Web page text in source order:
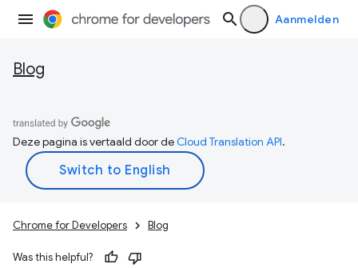
Aanmelden
Blog
Deze pagina is vertaald door deCloud Translation API.
Chrome for Developers Blog
Was this helpful?